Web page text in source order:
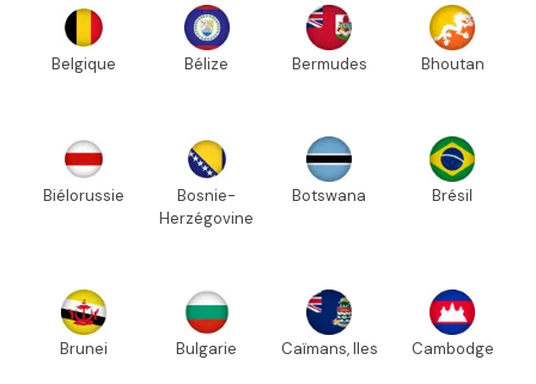
Belgique Bélize Bermudes Bhoutan
Biélorussie
Bosnie-
Herzégovine
Botswana Brésil
Brunei Bulgarie Caïmans, Iles Cambodge